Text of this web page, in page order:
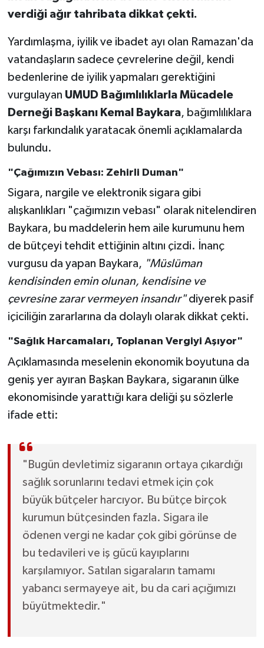
verdiği ağır tahribata dikkat çekti.
Yardımlaşma, iyilik ve ibadet ayı olan Ramazan'da
vatandaşların sadece çevrelerine değil, kendi
bedenlerine de iyilik yapmaları gerektiğini
vurgulayan UMUD Bağımlılıklarla Mücadele
Derneği Başkanı Kemal Baykara, bağımlılıklara
karşı farkındalık yaratacak önemli açıklamalarda
bulundu.
"Çağımızın Vebası: Zehirli Duman"
Sigara, nargile ve elektronik sigara gibi
alışkanlıkları "çağımızın vebası" olarak nitelendiren
Baykara, bu maddelerin hem aile kurumunu hem
de bütçeyi tehdit ettiğinin altını çizdi. İnanç
vurgusu da yapan Baykara, "Müslüman
kendisinden emin olunan, kendisine ve
çevresine zarar vermeyen insandır"diyerek pasif
içiciliğin zararlarına da dolaylı olarak dikkat çekti.
"Sağlık Harcamaları, Toplanan Vergiyi Aşıyor"
Açıklamasında meselenin ekonomik boyutuna da
geniş yer ayıran Başkan Baykara, sigaranın ülke
ekonomisinde yarattığı kara deliği şu sözlerle
ifade etti:
"Bugün devletimiz sigaranın ortaya çıkardığı
sağlık sorunlarını tedavi etmek için çok
büyük bütçeler harcıyor. Bu bütçe birçok
kurumun bütçesinden fazla. Sigara ile
ödenen vergi ne kadar çok gibi görünse de
bu tedavileri ve iş gücü kayıplarını
karşılamıyor. Satılan sigaraların tamamı
yabancı sermayeye ait, bu da cari açığımızı
büyütmektedir."